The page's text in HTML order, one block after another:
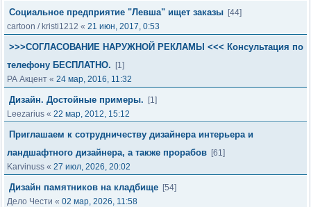
Социальное предприятие "Левша" ищет заказы [44]
cartoon / kristi1212 « 21 июн, 2017, 0:53
>>>СОГЛАСОВАНИЕ НАРУЖНОЙ РЕКЛАМЫ <<< Консультация по
телефону БЕСПЛАТНО.
[1]
РА Акцент « 24 мар, 2016, 11:32
Дизайн. Достойные примеры.
[1]
Leezarius « 22 мар, 2012, 15:12
Приглашаем к сотрудничеству дизайнера интерьера и
ландшафтного дизайнера, а также прорабов [61]
Karvinuss « 27 июл, 2026, 20:02
Дизайн памятников на кладбище [54]
Дело Чести « 02 мар, 2026, 11:58